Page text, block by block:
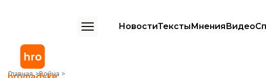
НовостиТекстыМненияВидео
Главная Война
Совет национальной безопасности Украины проводит заседание по